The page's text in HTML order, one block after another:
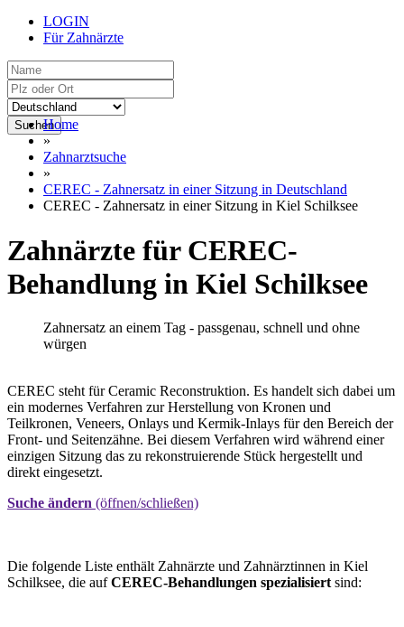
LOGIN
Für Zahnärzte
SuchenHome
»
Zahnarztsuche
»
CEREC - Zahnersatz in einer Sitzung in Deutschland
CEREC - Zahnersatz in einer Sitzung in Kiel Schilksee
Zahnärzte für CEREC-
Behandlung in Kiel Schilksee
Zahnersatz an einem Tag - passgenau, schnell und ohne
würgen
CEREC steht für Ceramic Reconstruktion. Es handelt sich dabei um
ein modernes Verfahren zur Herstellung von Kronen und
Teilkronen, Veneers, Onlays und Kermik-Inlays für den Bereich der
Front- und Seitenzähne. Bei diesem Verfahren wird während einer
einzigen Sitzung das zu rekonstruierende Stück hergestellt und
direkt eingesetzt.
Suche ändern (öffnen/schließen)
Die folgende Liste enthält Zahnärzte und Zahnärztinnen in Kiel
Schilksee, die aufCEREC-Behandlungen spezialisiert sind: